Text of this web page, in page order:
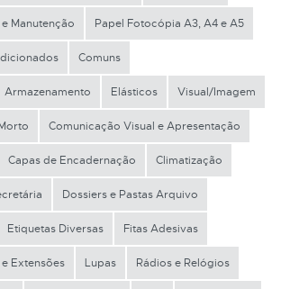
Manutenção Papel Fotocópia A3, A4 e A5
Comuns
Armazenamento Elásticos Visual/Imagem
Comunicação Visual e Apresentação
Capas de Encadernação Climatização
Dossiers e Pastas Arquivo
Etiquetas Diversas Fitas Adesivas
Extensões Lupas Rádios e Relógios